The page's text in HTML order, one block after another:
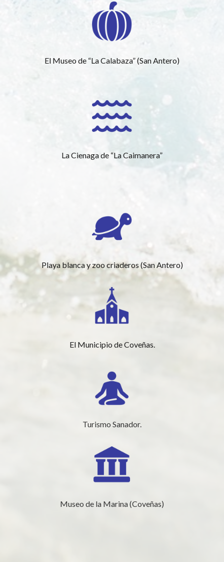
El Museo de “La Calabaza” (San Antero)
La Cienaga de “La Caimanera”
Playa blanca y zoo criaderos (San Antero)
El Municipio de Coveñas.
Turismo Sanador.
Museo de la Marina (Coveñas)